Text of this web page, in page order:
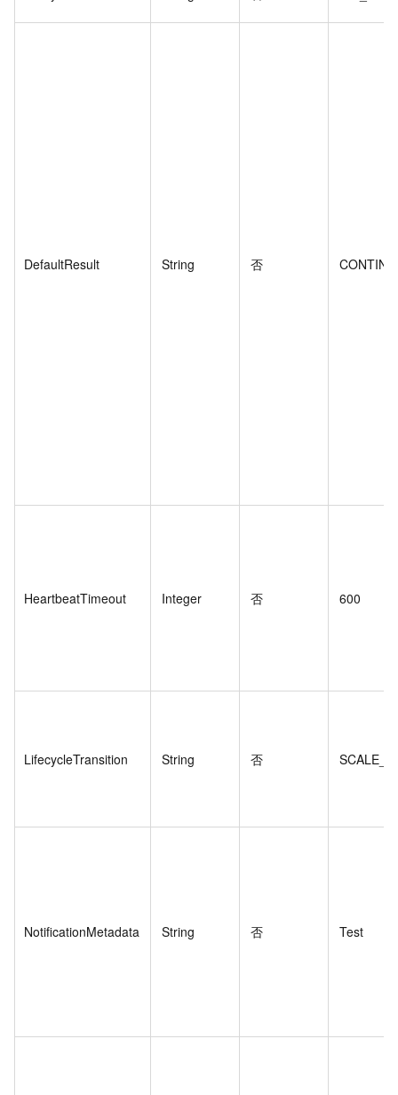
DefaultResult String 否
HeartbeatTimeout Integer 否 600
LifecycleTransition String 否 SCALE_IN
NotificationMetadata String 否 Test